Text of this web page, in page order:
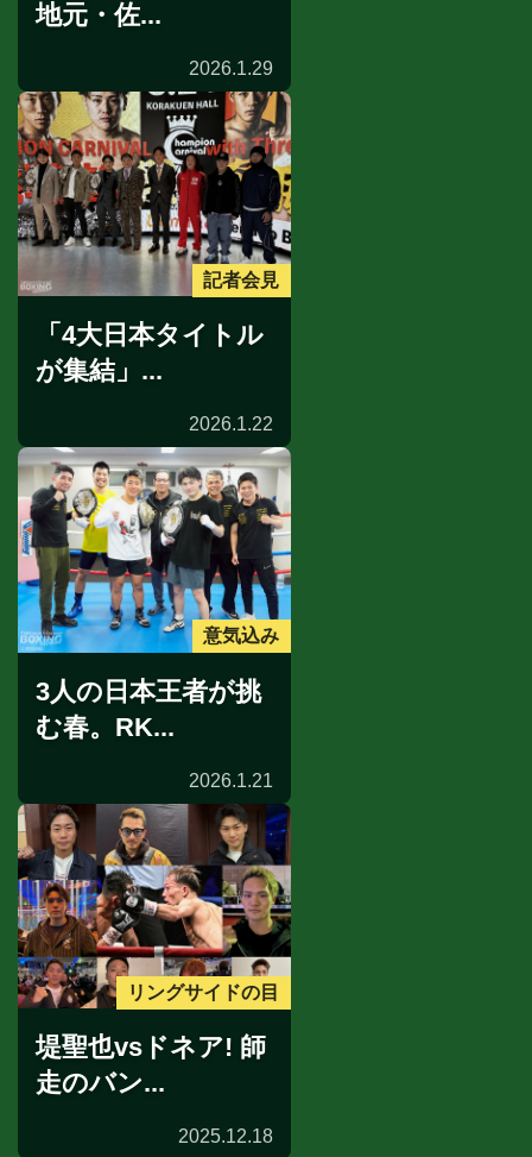
地元・佐...
2026.1.29
記者会見
「4大日本タイトル
が集結」...
2026.1.22
意気込み
3人の日本王者が挑
む春。RK...
2026.1.21
リングサイドの目
堤聖也vsドネア! 師
走のバン...
2025.12.18